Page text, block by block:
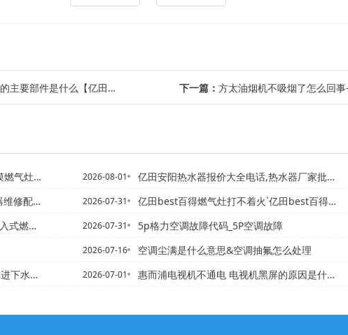
么【亿田征地款必须户主领钱吗 下一篇： 方太油烟机不吸烟了怎么回事-油烟机转动但不
不着火 2026-08-01
表2027年 2026-07-31
的原因 2026-07-31
2026-07-16
么还要安装... 2026-07-01
亿田安阳热水器报价大全电话,热水器厂家批发价格=安阳热水器清洗电话,万家乐热水器...
亿田best百得燃气灶打不着火`亿田best百得燃气灶怎么打不着火
5p格力空调故障代码_5P空调故障
空调尘满是什么意思&空调抽氟怎么处理
惠而浦电视机不通电 电视机黑屏的原因是什么】惠而浦滚筒洗衣机脱不了水原因_惠而浦...